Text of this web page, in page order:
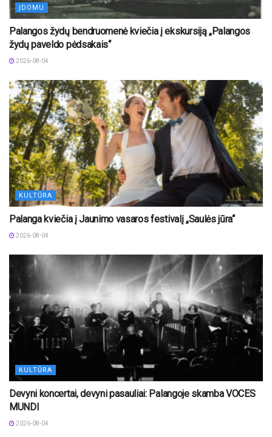
ĮDOMU
Palangos žydų bendruomenė kviečia į ekskursiją „Palangos
žydų paveldo pėdsakais“
2026-08-04
KULTŪRA
Palanga kviečia į Jaunimo vasaros festivalį „Saulės jūra“
2026-08-04
KULTŪRA
Devyni koncertai, devyni pasauliai: Palangoje skamba VOCES
MUNDI
2026-08-04